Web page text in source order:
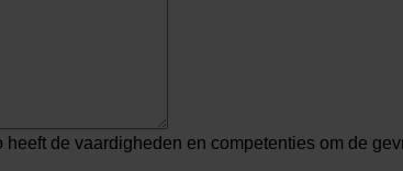
heeft de vaardigheden en competenties om de